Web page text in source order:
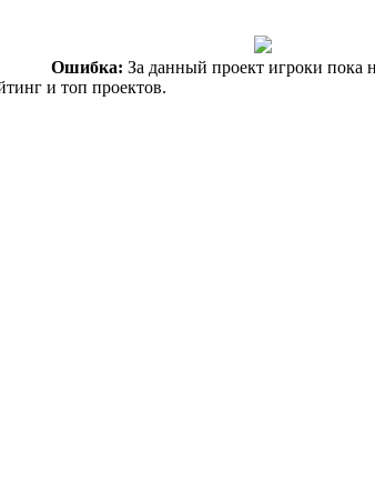
Ошибка: За данный проект игроки пока
и топ проектов.